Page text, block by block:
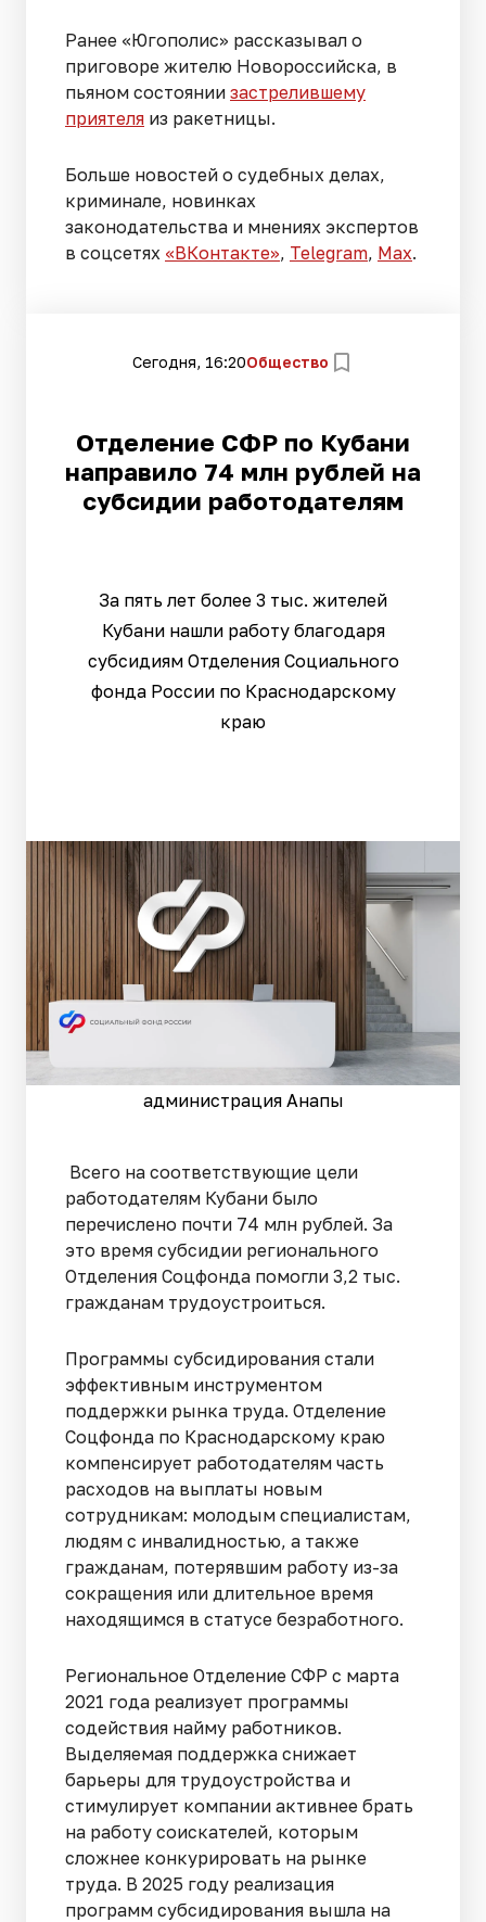
Ранее «Югополис» рассказывал о
приговоре жителю Новороссийска, в
пьяном состоянии застрелившему
приятеля из ракетницы.
Больше новостей о судебных делах,
криминале, новинках
законодательства и мнениях экспертов
в соцсетях «ВКонтакте», Telegram, Мах.
Сегодня, 16:20Общество
Отделение СФР по Кубани
направило 74 млн рублей на
субсидии работодателям
За пять лет более 3 тыс. жителей
Кубани нашли работу благодаря
субсидиям Отделения Социального
фонда России по Краснодарскому
краю
администрация Анапы
Всего на соответствующие цели
работодателям Кубани было
перечислено почти 74 млн рублей. За
это время субсидии регионального
Отделения Соцфонда помогли 3,2 тыс.
гражданам трудоустроиться.
Программы субсидирования стали
эффективным инструментом
поддержки рынка труда. Отделение
Соцфонда по Краснодарскому краю
компенсирует работодателям часть
расходов на выплаты новым
сотрудникам: молодым специалистам,
людям с инвалидностью, а также
гражданам, потерявшим работу из-за
сокращения или длительное время
находящимся в статусе безработного.
Региональное Отделение СФР с марта
2021 года реализует программы
содействия найму работников.
Выделяемая поддержка снижает
барьеры для трудоустройства и
стимулирует компании активнее брать
на работу соискателей, которым
сложнее конкурировать на рынке
труда. В 2025 году реализация
программ субсидирования вышла на